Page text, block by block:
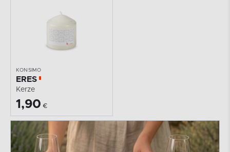
KONSIMO
ERES
Kerze
1,90 €